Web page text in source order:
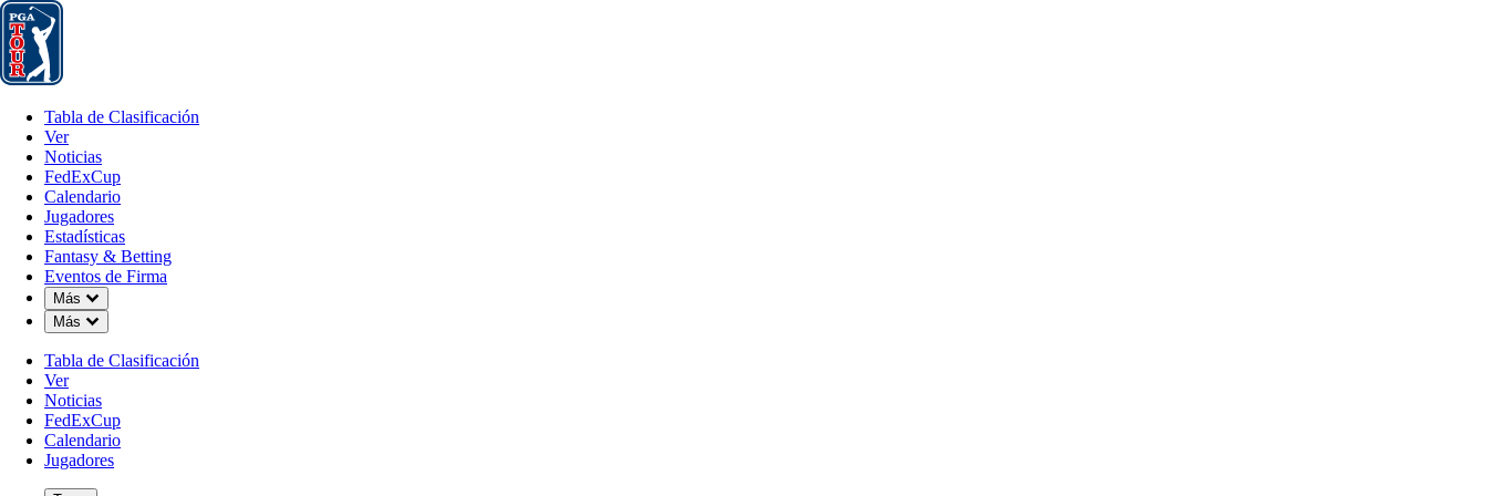
Tabla de Clasificación
Tabla de Clasificación
Ver
Noticias
FedExCup
Calendario
Jugadores
Estadísticas
Fantasy & Betting
Eventos de Firma
Más
Down Chevron
Más
Down Chevron
Tabla de Clasificación
Ver
Noticias
FedExCup
Calendario
Jugadores